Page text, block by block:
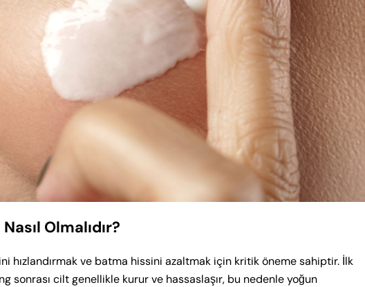
Olmalıdır?
hızlandırmak ve batma hissini azaltmak için kritik öneme sahiptir. İlk
sonrası cilt genellikle kurur ve hassaslaşır, bu nedenle yoğun